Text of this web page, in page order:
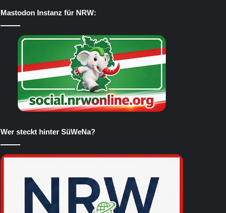
Mastodon Instanz für NRW:
Wer steckt hinter SüWeNa?